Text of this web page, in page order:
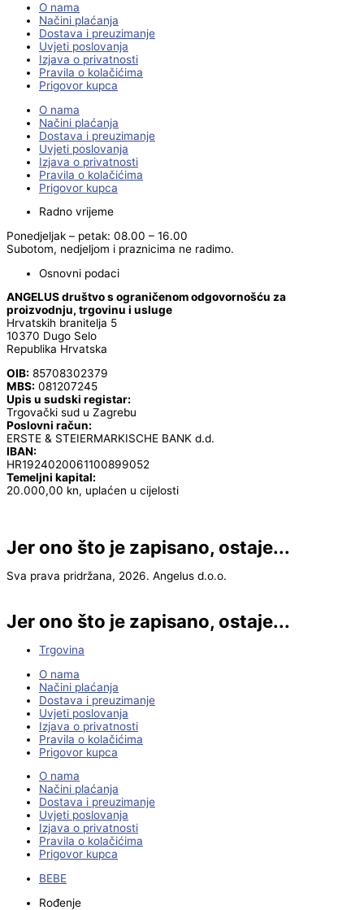
O nama
Načini plaćanja
Dostava i preuzimanje
Uvjeti poslovanja
Izjava o privatnosti
Pravila o kolačićima
Prigovor kupca
O nama
Načini plaćanja
Dostava i preuzimanje
Uvjeti poslovanja
Izjava o privatnosti
Pravila o kolačićima
Prigovor kupca
Radno vrijeme
Ponedjeljak – petak: 08.00 – 16.00
Subotom, nedjeljom i praznicima ne radimo.
Osnovni podaci
ANGELUS društvo s ograničenom odgovornošću za
proizvodnju, trgovinu i usluge
Hrvatskih branitelja 5
10370 Dugo Selo
Republika Hrvatska
OIB: 85708302379
MBS: 081207245
Upis u sudski registar:
Trgovački sud u Zagrebu
Poslovni račun:
ERSTE & STEIERMARKISCHE BANK d.d.
IBAN:
HR1924020061100899052
Temeljni kapital:
20.000,00 kn, uplaćen u cijelosti
Jer ono što je zapisano, ostaje...
Sva prava pridržana, 2026. Angelus d.o.o.
Jer ono što je zapisano, ostaje...
Trgovina
O nama
Načini plaćanja
Dostava i preuzimanje
Uvjeti poslovanja
Izjava o privatnosti
Pravila o kolačićima
Prigovor kupca
O nama
Načini plaćanja
Dostava i preuzimanje
Uvjeti poslovanja
Izjava o privatnosti
Pravila o kolačićima
Prigovor kupca
BEBE
Rođenje